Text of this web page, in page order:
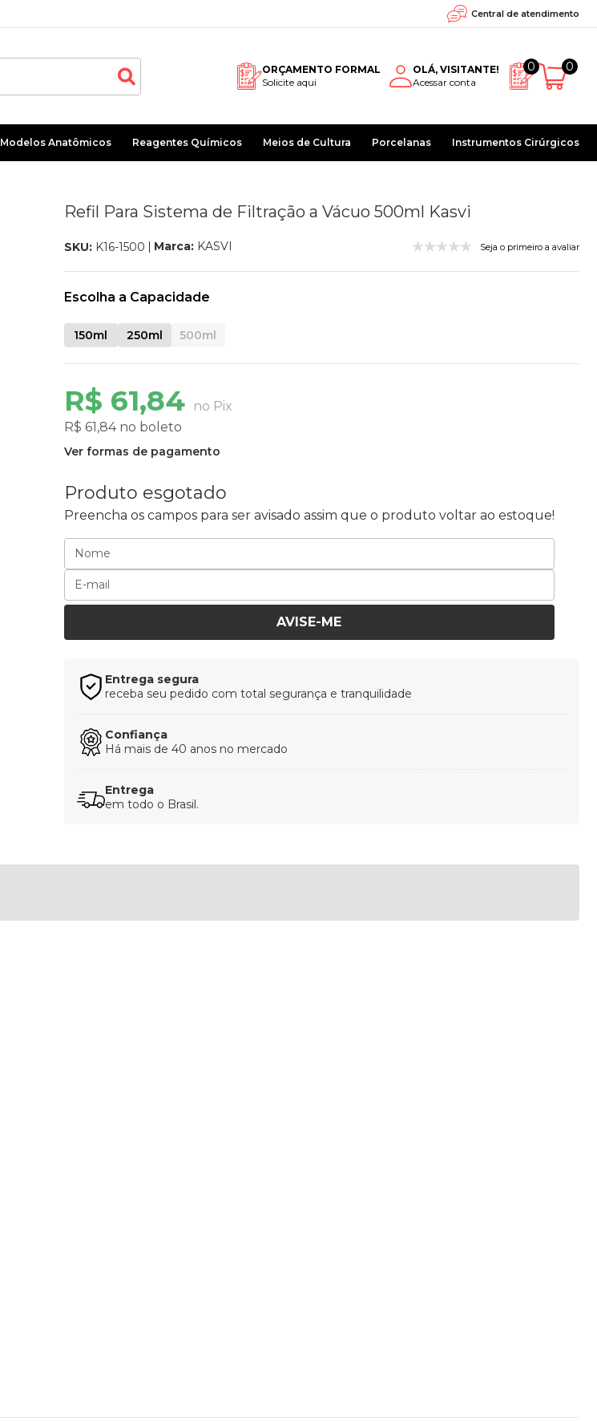
Central de atendimento
ORÇAMENTO FORMAL
Solicite aqui
OLÁ, VISITANTE!
Acessar conta
0 0
Modelos Anatômicos Reagentes Químicos Meios de Cultura Porcelanas Instrumentos Cirúrgicos
Refil Para Sistema de Filtração a Vácuo 500ml Kasvi
Seja o primeiro a avaliar
SKU:K16-1500 Marca: KASVI
R$ 61,84
no Pix
R$ 61,84 no boleto
Ver formas de pagamento
Escolha a Capacidade
150ml 250ml 500ml
Produto esgotado
Preencha os campos para ser avisado assim que o produto voltar ao estoque!
AVISE-ME
Entrega segura
receba seu pedido com total segurança e tranquilidade
Confiança
Há mais de 40 anos no mercado
Entrega
em todo o Brasil.